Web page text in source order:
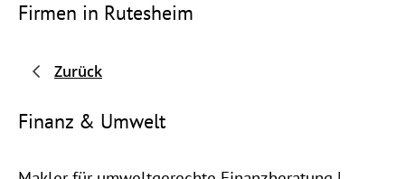
Firmen in Rutesheim
Zurück
Finanz & Umwelt